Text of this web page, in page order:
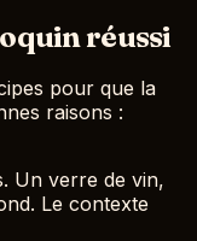
réussi
pour que la
raisons :
Un verre de vin,
Le contexte